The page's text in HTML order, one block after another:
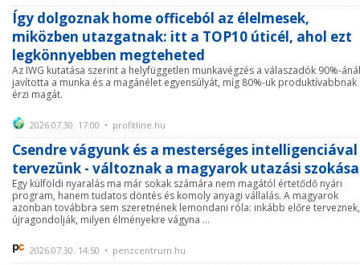
Így dolgoznak home officeból az élelmesek,
miközben utazgatnak: itt a TOP10 úticél, ahol ezt
legkönnyebben megteheted
Az IWG kutatása szerint a helyfüggetlen munkavégzés a válaszadók 90%-ánál
javította a munka és a magánélet egyensúlyát, míg 80%-uk produktívabbnak
érzi magát.
2026.07.30. 17:00 • profitline.hu
Csendre vágyunk és a mesterséges intelligenciával
tervezünk - változnak a magyarok utazási
Egy külföldi nyaralás ma már sokak számára nem magától értetődő nyári
program, hanem tudatos döntés és komoly anyagi vállalás. A magyarok
azonban továbbra sem szeretnének lemondani róla: inkább előre terveznek,
újragondolják, milyen élményekre vágyna ...
2026.07.30. 14:50 • penzcentrum.hu